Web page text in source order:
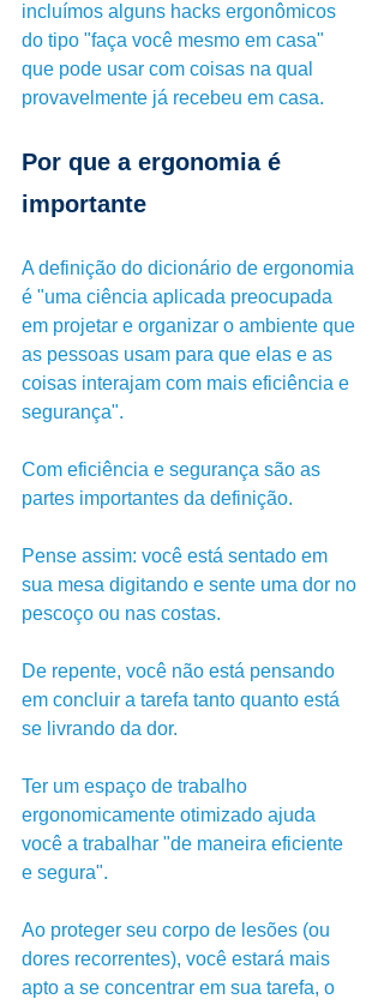
incluímos alguns hacks ergonômicos
do tipo "faça você mesmo em casa"
que pode usar com coisas na qual
provavelmente já recebeu em casa.
Por que a ergonomia é
importante
A definição do dicionário de ergonomia
é "uma ciência aplicada preocupada
em projetar e organizar o ambiente que
as pessoas usam para que elas e as
coisas interajam com mais eficiência e
segurança".
Com eficiência e segurança são as
partes importantes da definição.
Pense assim: você está sentado em
sua mesa digitando e sente uma dor no
pescoço ou nas costas.
De repente, você não está pensando
em concluir a tarefa tanto quanto está
se livrando da dor.
Ter um espaço de trabalho
ergonomicamente otimizado ajuda
você a trabalhar "de maneira eficiente
e segura".
Ao proteger seu corpo de lesões (ou
dores recorrentes), você estará mais
apto a se concentrar em sua tarefa, o